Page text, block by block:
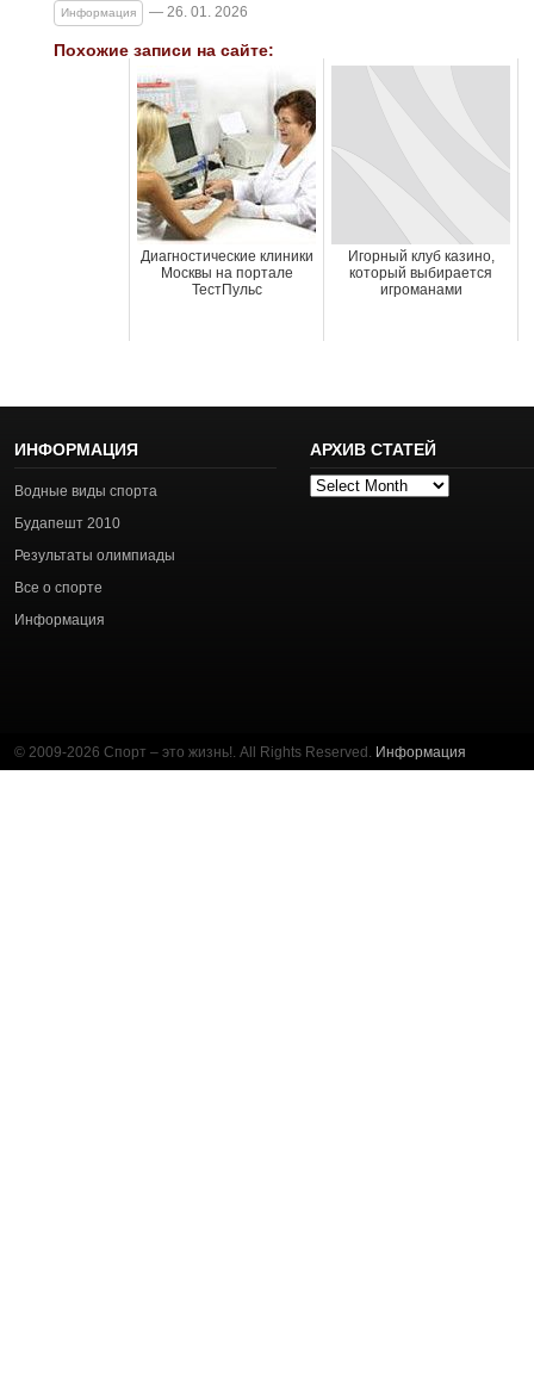
Информация — 26. 01. 2026
Похожие записи на сайте:
Диагностические клиники
Москвы на портале
ТестПульс
Игорный клуб казино,
который выбирается
игроманами
ИНФОРМАЦИЯ
Водные виды спорта
Будапешт 2010
Результаты олимпиады
Все о спорте
Информация
АРХИВ СТАТЕЙ
Архив
© 2009-2026 Спорт – это жизнь!. All Rights Reserved. Информация